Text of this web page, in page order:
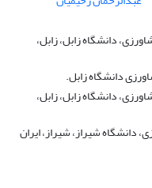
دانشگاه زابل، زابل،
دانشگاه زابل.
دانشگاه زابل، زابل،
دانشگاه شیراز، شیراز، ایران